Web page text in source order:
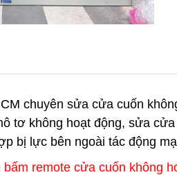
chuyên sửa cửa cuốn
tơ không hoạt động, sửa
bị lực bên ngoài tác động
bấm remote cửa cuốn không